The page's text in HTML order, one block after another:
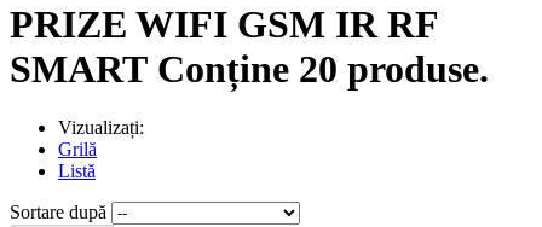
PRIZE WIFI GSM IR RF
SMART Conține 20 produse.
Vizualizați:
Grilă
Listă
Sortare după